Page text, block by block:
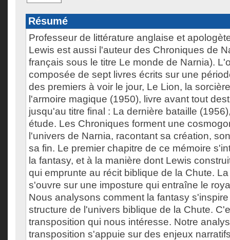
Résumé
Professeur de littérature anglaise et
Lewis est aussi l'auteur des Chroniques de
français sous le titre Le monde de Narnia).
composée de sept livres écrits sur une
des premiers à voir le jour, Le Lion, la
l'armoire magique (1950), livre avant tout
jusqu'au titre final : La dernière bataille
étude. Les Chroniques forment une
l'univers de Narnia, racontant sa création,
sa fin. Le premier chapitre de ce mémoire
la fantasy, et à la manière dont Lewis
qui emprunte au récit biblique de la Chute.
s'ouvre sur une imposture qui entraîne le
Nous analysons comment la fantasy
structure de l'univers biblique de la Chute.
transposition qui nous intéresse. Notre
transposition s'appuie sur des enjeux